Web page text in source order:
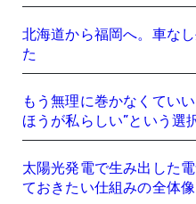
北海道から福岡へ。車な
た
もう無理に巻かなくてい
ほうが私らしい”という選
太陽光発電で生み出した
ておきたい仕組みの全体像